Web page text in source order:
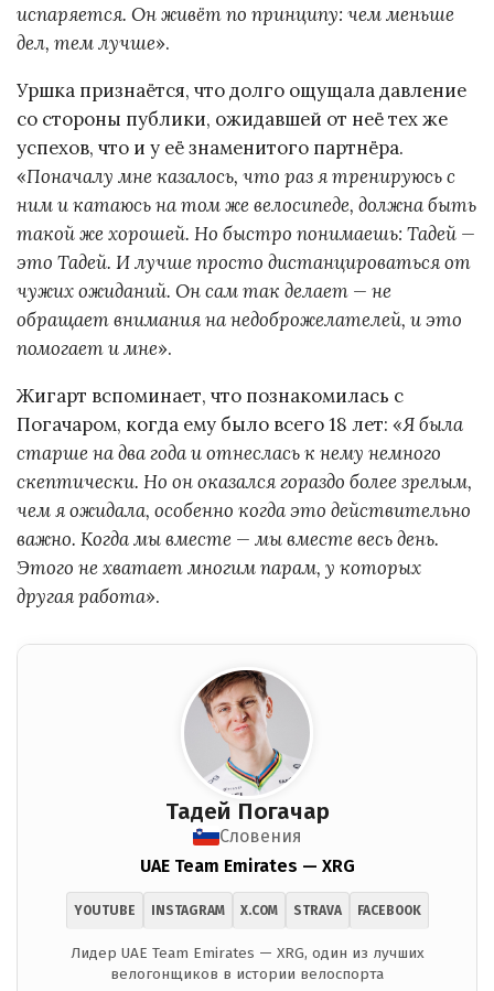
испаряется. Он живёт по принципу: чем меньше
дел, тем лучше».
Уршка признаётся, что долго ощущала давление
со стороны публики, ожидавшей от неё тех же
успехов, что и у её знаменитого партнёра.
«Поначалу мне казалось, что раз я тренируюсь с
ним и катаюсь на том же велосипеде, должна быть
такой же хорошей. Но быстро понимаешь: Тадей —
это Тадей. И лучше просто дистанцироваться от
чужих ожиданий. Он сам так делает — не
обращает внимания на недоброжелателей, и это
помогает и мне».
Жигарт вспоминает, что познакомилась с
Погачаром, когда ему было всего 18 лет: «Я была
старше на два года и отнеслась к нему немного
скептически. Но он оказался гораздо более зрелым,
чем я ожидала, особенно когда это действительно
важно. Когда мы вместе — мы вместе весь день.
Этого не хватает многим парам, у которых
другая работа».
Тадей Погачар
Словения
UAE Team Emirates — XRG
YOUTUBE INSTAGRAM X.COM STRAVA FACEBOOK
Лидер UAE Team Emirates — XRG, один из лучших
велогонщиков в истории велоспорта